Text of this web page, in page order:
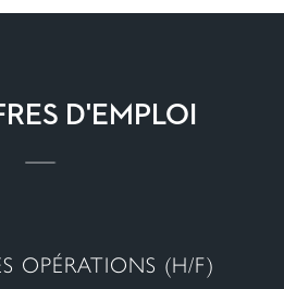
D'EMPLOI
OPÉRATIONS (H/F)